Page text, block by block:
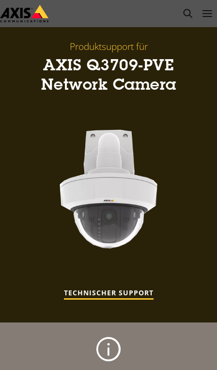
Zum
Hauptinhalt
open
Produktsupport für
AXIS Q3709-PVE
Network Camera
TECHNISCHER SUPPORT